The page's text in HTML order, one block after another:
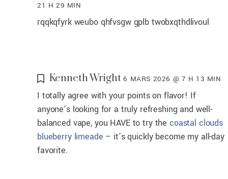
21 H 29 MIN
rqqkqfyrk weubo qhfvsgw gplb twobxqthdlivoul
Kenneth Wright 6 MARS 2026 @ 7 H 13 MIN
I totally agree with your points on flavor! If
anyone’s looking for a truly refreshing and well-
balanced vape, you HAVE to try the coastal clouds
blueberry limeade – it’s quickly become my all-day
favorite.